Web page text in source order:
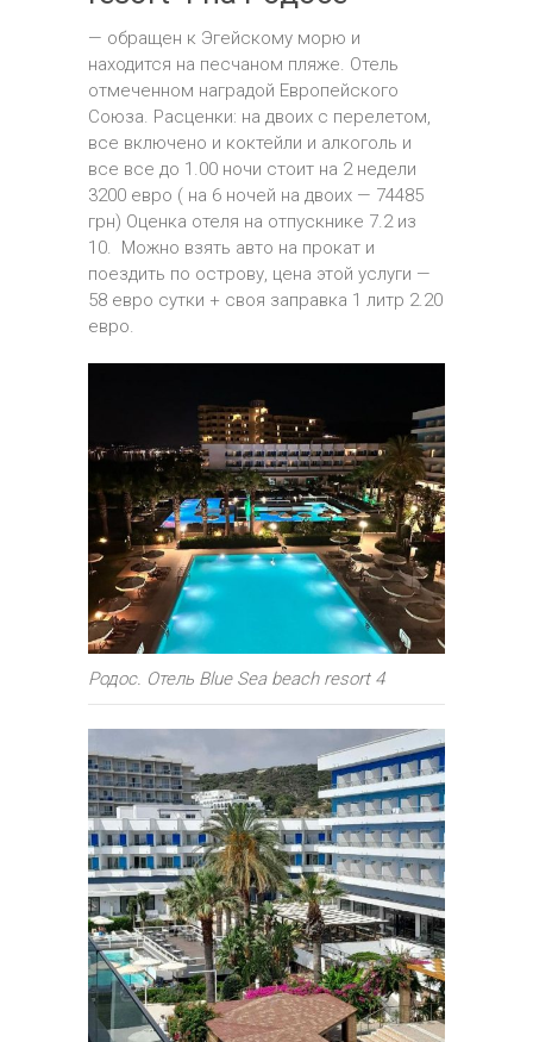
— обращен к Эгейскому морю и
находится на песчаном пляже. Отель
отмеченном наградой Европейского
Союза. Расценки: на двоих с перелетом,
все включено и коктейли и алкоголь и
все все до 1.00 ночи стоит на 2 недели
3200 евро ( на 6 ночей на двоих — 74485
грн) Оценка отеля на отпускнике 7.2 из
10. Можно взять авто на прокат и
поездить по острову, цена этой услуги —
58 евро сутки + своя заправка 1 литр 2.20
евро.
Родос. Отель Blue Sea beach resort 4